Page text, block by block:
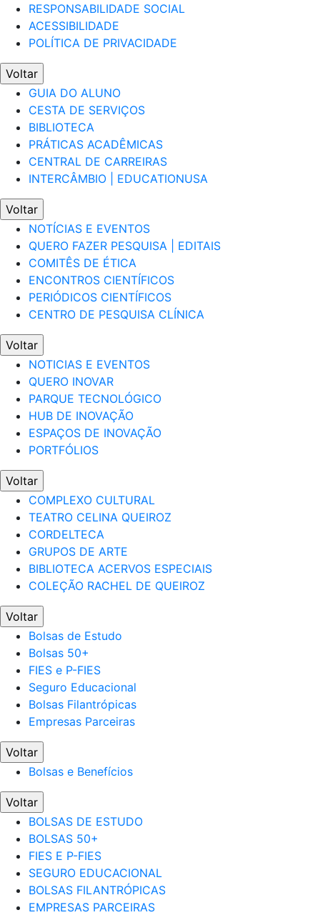
RESPONSABILIDADE SOCIAL
ACESSIBILIDADE
POLÍTICA DE PRIVACIDADE
Voltar
GUIA DO ALUNO
CESTA DE SERVIÇOS
BIBLIOTECA
PRÁTICAS ACADÊMICAS
CENTRAL DE CARREIRAS
INTERCÂMBIO | EDUCATIONUSA
Voltar
NOTÍCIAS E EVENTOS
QUERO FAZER PESQUISA | EDITAIS
COMITÊS DE ÉTICA
ENCONTROS CIENTÍFICOS
PERIÓDICOS CIENTÍFICOS
CENTRO DE PESQUISA CLÍNICA
Voltar
NOTICIAS E EVENTOS
QUERO INOVAR
PARQUE TECNOLÓGICO
HUB DE INOVAÇÃO
ESPAÇOS DE INOVAÇÃO
PORTFÓLIOS
Voltar
COMPLEXO CULTURAL
TEATRO CELINA QUEIROZ
CORDELTECA
GRUPOS DE ARTE
BIBLIOTECA ACERVOS ESPECIAIS
COLEÇÃO RACHEL DE QUEIROZ
Voltar
Bolsas de Estudo
Bolsas 50+
FIES e P-FIES
Seguro Educacional
Bolsas Filantrópicas
Empresas Parceiras
Voltar
Bolsas e Benefícios
Voltar
BOLSAS DE ESTUDO
BOLSAS 50+
FIES E P-FIES
SEGURO EDUCACIONAL
BOLSAS FILANTRÓPICAS
EMPRESAS PARCEIRAS